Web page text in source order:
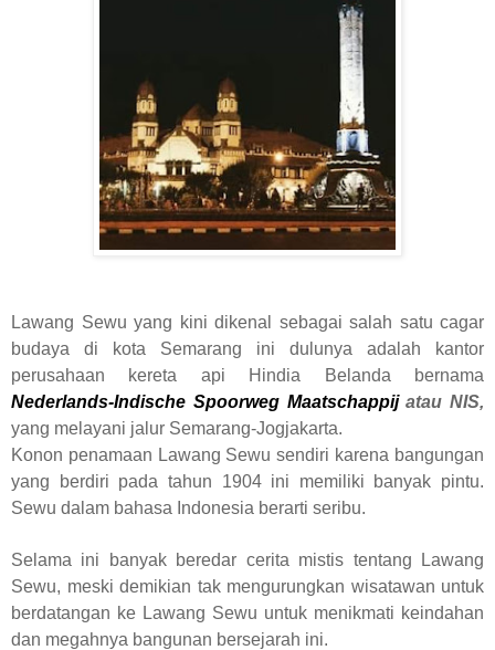
Lawang Sewu yang kini dikenal sebagai salah satu cagar
budaya di kota Semarang ini dulunya adalah kantor
perusahaan kereta api Hindia Belanda bernama
Nederlands-Indische Spoorweg Maatschappijatau NIS,
yang melayani jalur Semarang-Jogjakarta.
Konon penamaan Lawang Sewu sendiri karena bangungan
yang berdiri pada tahun 1904 ini memiliki banyak pintu.
Sewu dalam bahasa Indonesia berarti seribu.
Selama ini banyak beredar cerita mistis tentang Lawang
Sewu, meski demikian tak mengurungkan wisatawan untuk
berdatangan ke Lawang Sewu untuk menikmati keindahan
dan megahnya bangunan bersejarah ini.